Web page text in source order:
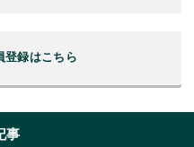
登録はこちら
事